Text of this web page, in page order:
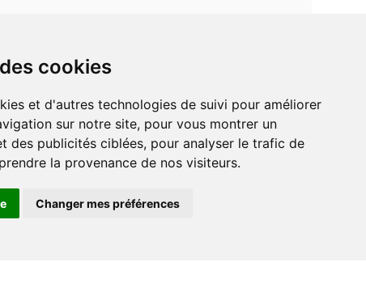
cookies
sur notre site, pour vous montrer un
des publicités ciblées, pour analyser le trafic de
la provenance de nos visiteurs.
Changer mes préférences